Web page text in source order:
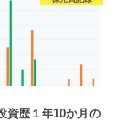
歴１年10か月の